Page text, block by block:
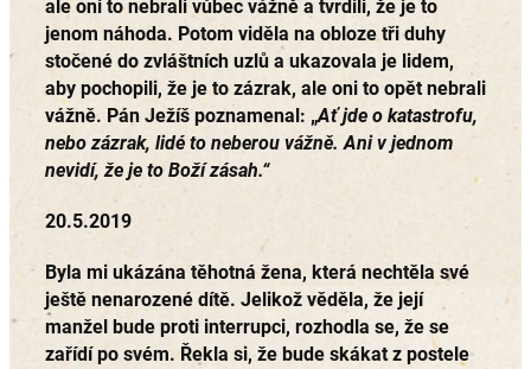
ale oni to nebrali vůbec vážně a tvrdili, že je to
jenom náhoda. Potom viděla na obloze tři duhy
stočené do zvláštních uzlů a ukazovala je lidem,
aby pochopili, že je to zázrak, ale oni to opět nebrali
vážně. Pán Ježíš poznamenal: „Ať jde o katastrofu,
nebo zázrak, lidé to neberou vážně. Ani v jednom
nevidí, že je to Boží zásah.“
20.5.2019
Byla mi ukázána těhotná žena, která nechtěla své
ještě nenarozené dítě. Jelikož věděla, že její
manžel bude proti interrupci, rozhodla se, že se
zařídí po svém. Řekla si, že bude skákat z postele